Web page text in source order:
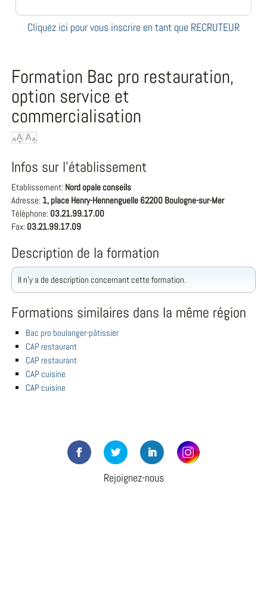
Cliquez ici pour vous inscrire en tant que RECRUTEUR
Formation Bac pro restauration,
option service et
commercialisation
Infos sur l'établissement
Etablissement: Nord opale conseils
Adresse: 1, place Henry-Hennenguelle 62200 Boulogne-sur-Mer
Téléphone: 03.21.99.17.00
Fax: 03.21.99.17.09
Description de la formation
Il n'y a de description concernant cette formation.
Formations similaires dans la même région
Bac pro boulanger-pâtissier
CAP restaurant
CAP restaurant
CAP cuisine
CAP cuisine
Rejoignez-nous